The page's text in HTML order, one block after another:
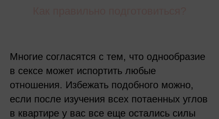
Многие согласятся с тем, что однообразие
в сексе может испортить любые
отношения. Избежать подобного можно,
если после изучения всех потаенных углов
в квартире у вас все еще остались силы